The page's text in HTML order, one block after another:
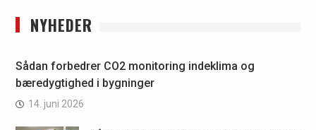
NYHEDER
Sådan forbedrer CO2 monitoring indeklima og
bæredygtighed i bygninger
14. juni 2026